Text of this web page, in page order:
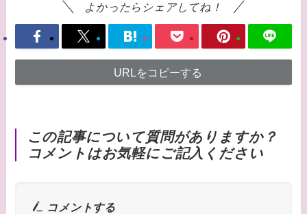
よかったらシェアしてね！
URLをコピーする
この記事について質問がありますか？
コメントはお気軽にご記入ください
コメントする